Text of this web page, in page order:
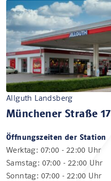
Allguth Landsberg
Münchener Straße 17
Öffnungszeiten der Station
Werktag: 07:00 - 22:00 Uhr
Samstag: 07:00 - 22:00 Uhr
Sonntag: 07:00 - 22:00 Uhr